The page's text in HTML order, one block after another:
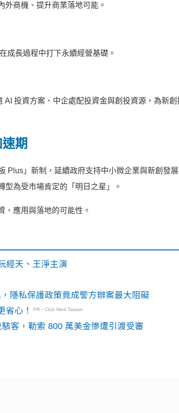
外商機、提升商業落地可能。
成長過程中打下永續經營基礎。
投資方案、中企處配投資金與創投資源，為新創
期
Plus」新制，延續政府支持中小微企業與新創發
為受市場肯定的「明日之星」。
、應用與落地的可能性。
經天、王淨主演
隱私保護政策竟成警方辦案最大阻礙
省心！
PR・Club Med Taiwan
客，勒索 800 萬美金慘遭引渡受審